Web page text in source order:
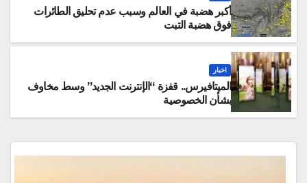
أكبر هضبة في العالم وسبب عدم تحليق الطائرات
فوق هضبة التبت
اخبار
الميتافيرس.. قفزة “الإنترنت الجديد” وسط مخاوف
بشأن الخصوصية